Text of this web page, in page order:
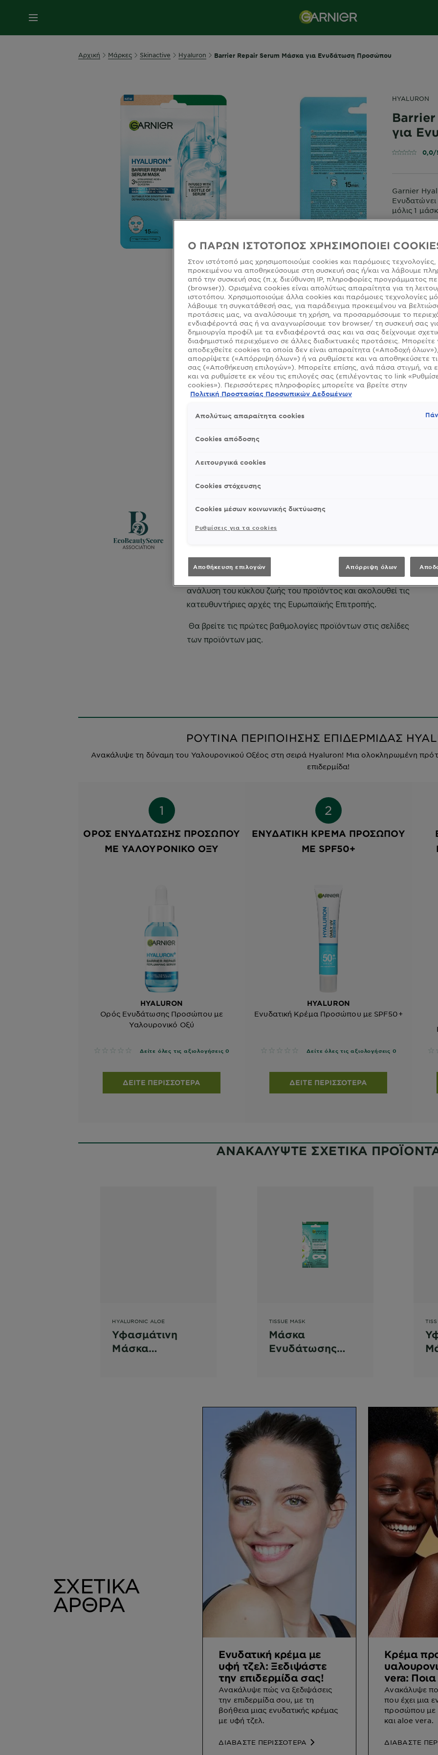
MENU
Αρχική Μάρκες Skinactive Hyaluron Barrier Repair Serum Μάσκα για Ενυδάτωση Προσώπου
SLIDE 1SLIDE 2
SLIDE 3
SLIDE 4
SLIDE 5
SLIDE 6
SLIDE 7
SLIDE 8SLIDE 9
HYALURON
για
0,0/
Garnier
Ενυδατώνει
μόλις 1
ΡΟΥΤΙΝΑ ΠΕΡΙΠΟΙΗΣΗΣ ΕΠΙΔΕΡΜΙΔΑΣ
Ανακάλυψε τη δύναμη του Υαλουρονικού Οξέος στη σειρά Hyaluron! Μια ολοκληρωμένη
επιδερμίδα!
ΟΡΌΣ ΕΝΥΔΆΤΩΣΗΣ ΠΡΟΣΏΠΟΥ
ΜΕ ΥΑΛΟΥΡΟΝΙΚΌ ΟΞΎ
HYALURON
Ορός Ενυδάτωσης Προσώπου με
Υαλουρονικό Οξύ
No reviews Δείτε όλες τις αξιολογήσεις 0
ΔΕΊΤΕ ΠΕΡΙΣΣΌΤΕΡΑ
ΕΝΥΔΑΤΙΚΉ ΚΡΈΜΑ ΠΡΟΣΏΠΟΥ
ΜΕ SPF50+
HYALURON
Ενυδατική Κρέμα Προσώπου με SPF50+
No reviews Δείτε όλες τις αξιολογήσεις 0
ΔΕΊΤΕ ΠΕΡΙΣΣΌΤΕΡΑ
ΑΝΑΚΑΛΥΨΤΕ ΣΧΕΤΙΚΑ
HYALURONIC ALOE
Υφασμάτινη
Μάσκα
TISSUE MASK
Μάσκα
Ενυδάτωσης
ΣΧΕΤΙΚΑ
ΑΡΘΡΑ
Ενυδατική κρέμα με
υφή τζελ: Ξεδιψάστε
την επιδερμίδα σας!
Ανακάλυψε πώς να ξεδιψάσεις
την επιδερμίδα σου, με τη
βοήθεια μιας ενυδατικής κρέμας
με υφή τζελ.
ΔΙΑΒΑΣΤΕ ΠΕΡΙΣΣΟΤΕΡΑ
Κρέμα
vera:
της
Ανακάλυψε
που έχει μια
προσώπου με
και aloe vera.
ΔΙΑΒΑΣΤΕ
Ο ΠΑΡΩΝ ΙΣΤΟΤΟΠΟΣ ΧΡΗΣΙΜΟΠΟΙΕΙ
Στον ιστότοπό μας χρησιμοποιούμε cookies και παρόμοιες τεχνολογίες,
προκειμένου να αποθηκεύσουμε στη συσκευή σας ή/και να λάβουμε
από την συσκευή σας (π.χ. διεύθυνση IP, πληροφορίες προγράμματος
(browser)). Ορισμένα cookies είναι απολύτως απαραίτητα για τη
ιστοτόπου. Χρησιμοποιούμε άλλα cookies και παρόμοιες τεχνολογίες
λάβουμε τη συγκατάθεσή σας, για παράδειγμα προκειμένου να
προτάσεις μας, να αναλύσουμε τη χρήση, να προσαρμόσουμε το
ενδιαφέροντά σας ή να αναγνωρίσουμε τον browser/ τη συσκευή σας
δημιουργία προφίλ με τα ενδιαφέροντά σας και να σας δείχνουμε
διαφημιστικό περιεχόμενο σε άλλες διαδικτυακές προτάσεις. Μπορείτε
αποδεχθείτε cookies τα οποία δεν είναι απαραίτητα («Αποδοχή
απορρίψετε («Απόρριψη όλων») ή να ρυθμίσετε και να αποθηκεύσετε
σας («Αποθήκευση επιλογών»). Μπορείτε επίσης, ανά πάσα στιγμή, να
και να ρυθμίσετε εκ νέου τις επιλογές σας (επιλέγοντας το link
cookies»). Περισσότερες πληροφορίες μπορείτε να βρείτε στην
Πολιτική Προστασίας Προσωπικών Δεδομένων
Απολύτως απαραίτητα cookies
Cookies απόδοσης
Λειτουργικά cookies
Cookies στόχευσης
Cookies μέσων κοινωνικής δικτύωσης
Ρυθμίσεις για τα cookies
Αποθήκευση επιλογών Απόρριψη όλων